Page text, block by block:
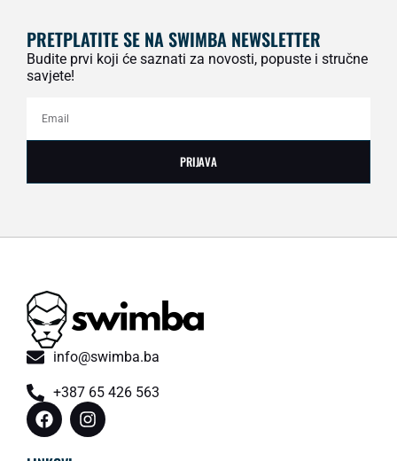
PRETPLATITE SE NA SWIMBA NEWSLETTER
Budite prvi koji će saznati za novosti, popuste i stručne
savjete!
PRIJAVA
info@swimba.ba
+387 65 426 563